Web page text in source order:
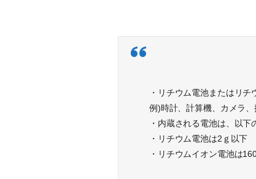
・リチウム電池またはリ
例)時計、計算機、カメラ
・内蔵される電池は、以下
・リチウム電池は2ｇ以下
・リチウムイオン電池は